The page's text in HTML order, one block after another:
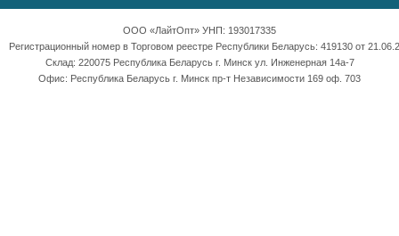
ООО «ЛайтОпт» УНП: 193017335
Регистрационный номер в Торговом реестре Республики Беларусь: 419130 от
Склад: 220075 Республика Беларусь г. Минск ул. Инженерная 14а-7
Офис: Республика Беларусь г. Минск пр-т Независимости 169 оф. 703